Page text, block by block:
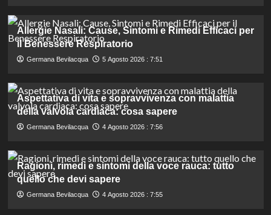
Allergie Nasali: Cause, Sintomi e Rimedi Efficaci per
il Benessere Respiratorio
Germana Bevilacqua 5 Agosto 2026 : 7:51
Aspettativa di vita e sopravvivenza con malattia
della valvola cardiaca: cosa sapere
Germana Bevilacqua 4 Agosto 2026 : 7:56
Ragioni, rimedi e sintomi della voce rauca: tutto
quello che devi sapere
Germana Bevilacqua 4 Agosto 2026 : 7:55